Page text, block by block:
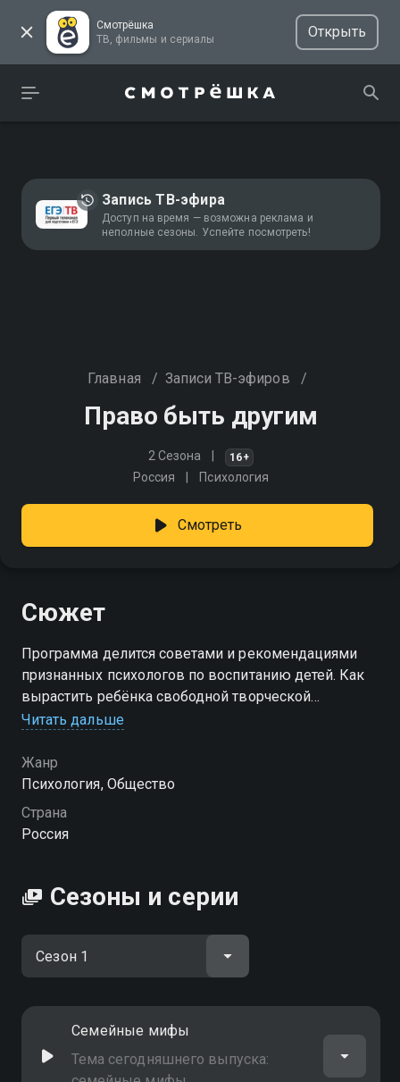
Смотрёшка
ТВ, фильмы и сериалы
Открыть
Запись ТВ-эфира
Доступ на время — возможна реклама и
неполные сезоны. Успейте посмотреть!
Главная / Записи ТВ-эфиров /
Право быть другим
2 Сезона 16+
Россия Психология
Смотреть
Сюжет
Программа делится советами и рекомендациями
признанных психологов по воспитанию детей. Как
вырастить ребёнка свободной творческой
личностью. Как научить его оставаться собой и быть
Читать дальше
Жанр
Психология, Общество
Страна
Россия
Сезоны и серии
Семейные мифы
Тема сегодняшнего выпуска: